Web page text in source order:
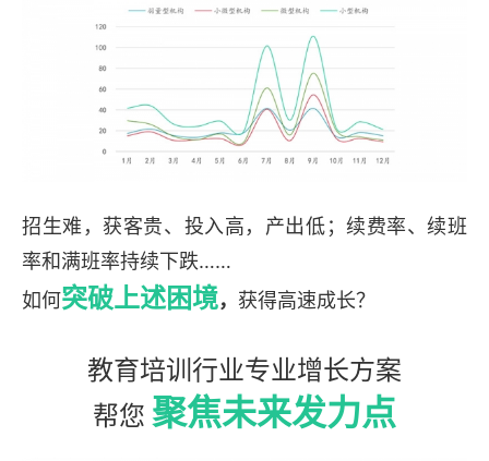
招生难，获客贵、投入高，产出低；续费率、续班
率和满班率持续下跌……
如何突破上述困境， 获得高速成长？
教育培训行业专业增长方案
帮您 聚焦未来发力点